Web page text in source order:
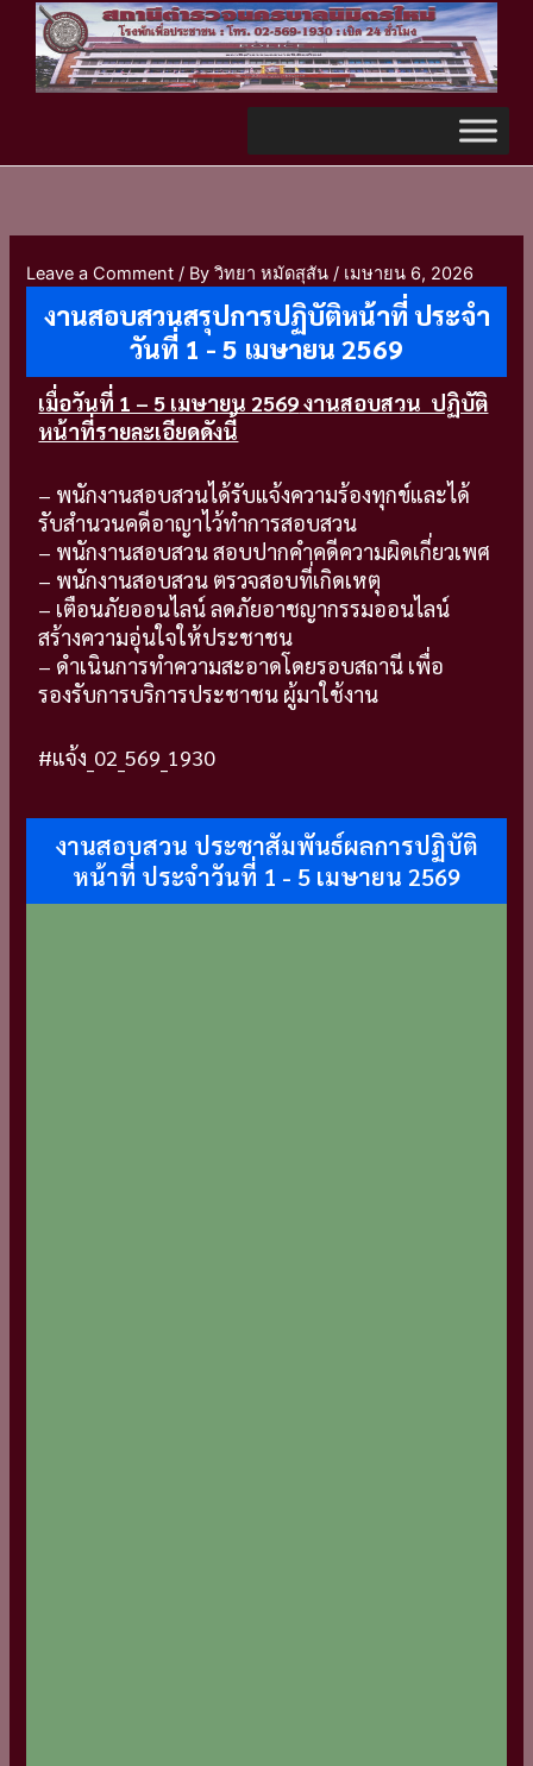
content
Leave a Comment / Byวิทยา หมัดสุสัน/ เมษายน 6, 2026
งานสอบสวนสรุปการปฏิบัติหน้าที่ ประจำ
วันที่ 1 - 5 เมษายน 2569
เมื่อวันที่ 1 – 5 เมษายน 2569งานสอบสวน ปฏิบัติ
หน้าที่รายละเอียดดังนี้
– พนักงานสอบสวนได้รับแจ้งความร้องทุกข์และได้
รับสำนวนคดีอาญาไว้ทำการสอบสวน
– พนักงานสอบสวน สอบปากคำคดีความผิดเกี่ยวเพศ
– พนักงานสอบสวน ตรวจสอบที่เกิดเหตุ
– เตือนภัยออนไลน์ลดภัยอาชญากรรมออนไลน์
สร้างความอุ่นใจให้ประชาชน
– ดำเนินการทำความสะอาดโดยรอบสถานี เพื่อ
รองรับการบริการประชาชน ผู้มาใช้งาน
#แจ้ง_02_569_1930
งานสอบสวน ประชาสัมพันธ์ผลการปฏิบัติ
หน้าที่ ประจำวันที่ 1 - 5 เมษายน 2569
TikTok